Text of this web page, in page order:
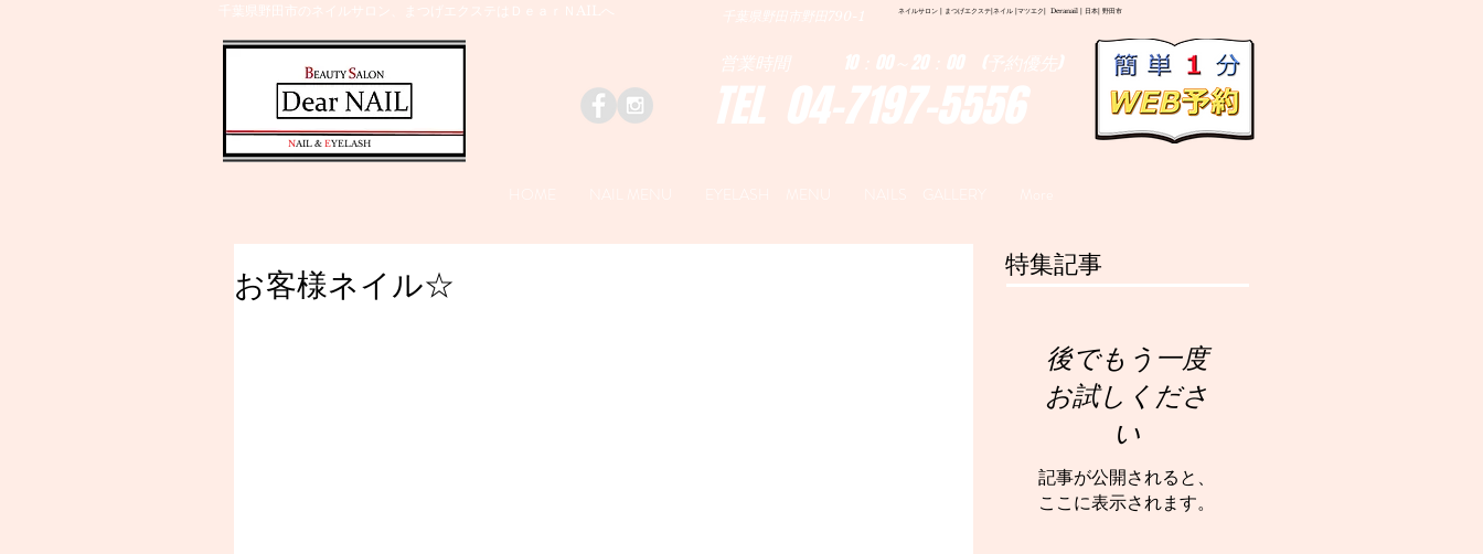
千葉県野田市のネイルサロン、まつげエクステはＤｅａｒＮAILへ ネイルサロン | まつげエクステ|ネイル |マツエク| Deranail | 日本| 野田市
千葉県野田市野田790-1
​NAIL & EYELASH
TEL 04-7197-5556
営業時間 10：00～20：00 (予約優先)
お客様ネイル☆
特集記事
後でもう一度
お試しくださ
い
記事が公開されると、
ここに表示されます。